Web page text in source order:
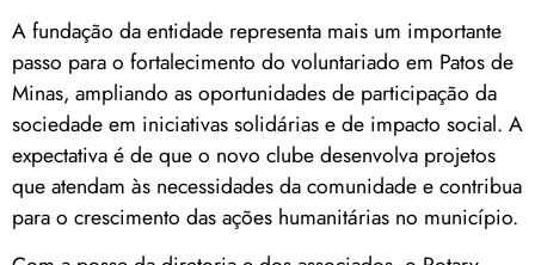
A fundação da entidade representa mais um importante
passo para o fortalecimento do voluntariado em Patos de
Minas, ampliando as oportunidades de participação da
sociedade em iniciativas solidárias e de impacto social. A
expectativa é de que o novo clube desenvolva projetos
que atendam às necessidades da comunidade e contribua
para o crescimento das ações humanitárias no município.